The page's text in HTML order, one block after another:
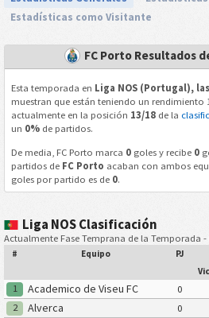
Estadísticas como Visitante
FC Porto Resultados
Esta temporada en Liga NOS (Portugal),
muestran que están teniendo un rendimiento
actualmente en la posición 13/18de la
un 0%de partidos.
De media, FC Porto marca 0goles y recibe 0
partidos de FC Porto acaban con ambos
goles por partido es de 0.
Liga NOS Clasificación
Actualmente Fase Temprana de la Temporada
# Equipo PJ
1 Academico de Viseu FC 0
2
Alverca 0